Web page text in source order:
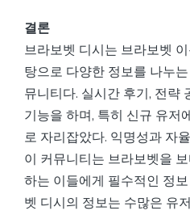
결론
브라보벳 디시는 브라보벳
탕으로 다양한 정보를 나누
뮤니티다. 실시간 후기, 전략
기능을 하며, 특히 신규 유저
로 자리잡았다. 익명성과 자
이 커뮤니티는 브라보벳을
하는 이들에게 필수적인 정
벳 디시의 정보는 수많은 유